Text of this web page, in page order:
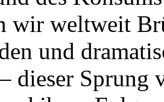
wir weltweit
und
dieser Sprung